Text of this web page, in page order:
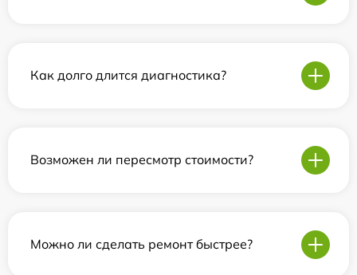
Как долго длится диагностика?
Возможен ли пересмотр стоимости?
Можно ли сделать ремонт быстрее?